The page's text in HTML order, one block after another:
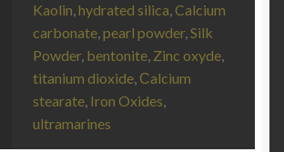
Kaolin,hydrated silica, Calcium
carbonate,pearl powder,Silk
Powder, bentonite, Zinc oxyde,
titanium dioxide, Сalcium
stearate, Iron Oxides,
ultramarines